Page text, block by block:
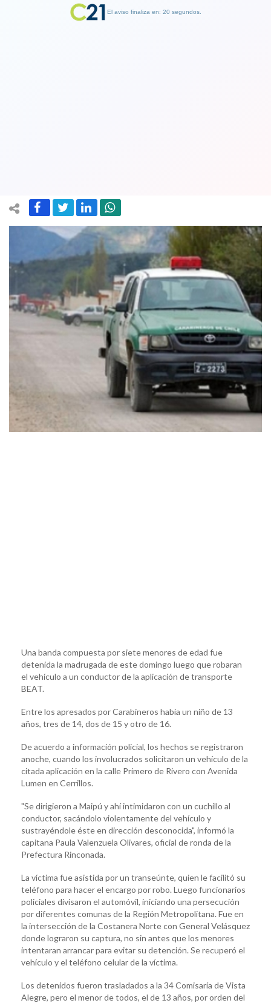
Una banda compuesta por siete menores de edad fue
detenida la madrugada de este domingo luego que robaran
el vehículo a un conductor de la aplicación de transporte
BEAT.
Entre los apresados por Carabineros había un niño de 13
años, tres de 14, dos de 15 y otro de 16.
De acuerdo a información policial, los hechos se registraron
anoche, cuando los involucrados solicitaron un vehículo de la
citada aplicación en la calle Primero de Rivero con Avenida
Lumen en Cerrillos.
"Se dirigieron a Maipú y ahí intimidaron con un cuchillo al
conductor, sacándolo violentamente del vehículo y
sustrayéndole éste en dirección desconocida", informó la
capitana Paula Valenzuela Olivares, oficial de ronda de la
Prefectura Rinconada.
La víctima fue asistida por un transeúnte, quien le facilitó su
teléfono para hacer el encargo por robo. Luego funcionarios
policiales divisaron el automóvil, iniciando una persecución
por diferentes comunas de la Región Metropolitana. Fue en
la intersección de la Costanera Norte con General Velásquez
donde lograron su captura, no sin antes que los menores
intentaran arrancar para evitar su detención. Se recuperó el
vehículo y el teléfono celular de la víctima.
Los detenidos fueron trasladados a la 34 Comisaría de Vista
Alegre, pero el menor de todos, el de 13 años, por orden del
El aviso finaliza en: 19 segundos.